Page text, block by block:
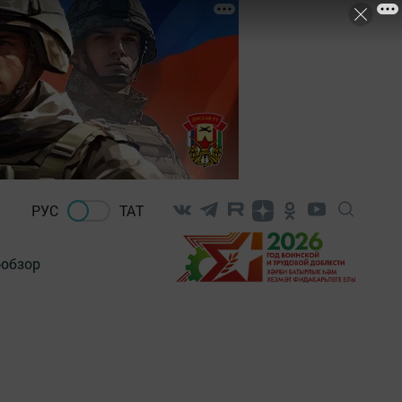
РУС ТАТ